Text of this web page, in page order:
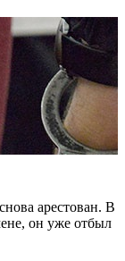
арестован. В
он уже отбыл